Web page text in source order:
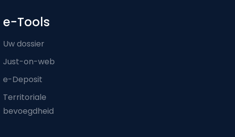
e-Tools
Uw dossier
Just-on-web
e-Deposit
Territoriale
bevoegdheid